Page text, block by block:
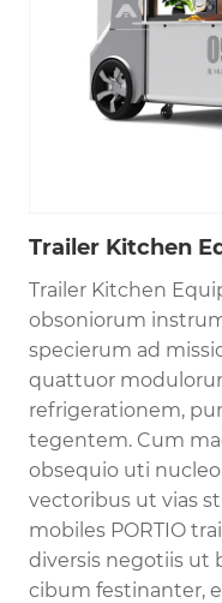
Trailer Kitchen
Trailer Kitchen
obsoniorum
specierum ad
quattuor
refrigerationem,
tegentem. Cum
obsequio uti
vectoribus ut vias
mobiles PORTIO
diversis negotiis ut
cibum festinanter,